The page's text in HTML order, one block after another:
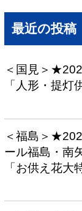
最近の投稿
＜国見＞
「人形・提灯
＜福島＞
ール福島・南
「お供え花大